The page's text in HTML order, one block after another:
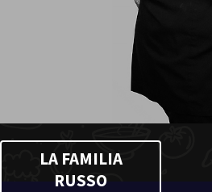
LA FAMILIA
RUSSO